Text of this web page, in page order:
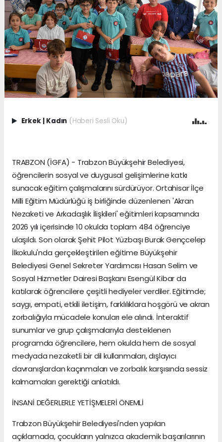
Erkek | Kadın (Haberi Sesli Oku)
TRABZON (İGFA) - Trabzon Büyükşehir Belediyesi,
öğrencilerin sosyal ve duygusal gelişimlerine katkı
sunacak eğitim çalışmalarını sürdürüyor. Ortahisar İlçe
Milli Eğitim Müdürlüğü iş birliğinde düzenlenen 'Akran
Nezaketi ve Arkadaşlık İlişkileri' eğitimleri kapsamında
2026 yılı içerisinde 10 okulda toplam 484 öğrenciye
ulaşıldı. Son olarak Şehit Pilot Yüzbaşı Burak Gençcelep
İlkokulu'nda gerçekleştirilen eğitime Büyükşehir
Belediyesi Genel Sekreter Yardımcısı Hasan Selim ve
Sosyal Hizmetler Dairesi Başkanı Esengül Kibar da
katılarak öğrencilere çeşitli hediyeler verdiler. Eğitimde;
saygı, empati, etkili iletişim, farklılıklara hoşgörü ve akran
zorbalığıyla mücadele konuları ele alındı. İnteraktif
sunumlar ve grup çalışmalarıyla desteklenen
programda öğrencilere, hem okulda hem de sosyal
medyada nezaketli bir dil kullanmaları, dışlayıcı
davranışlardan kaçınmaları ve zorbalık karşısında sessiz
kalmamaları gerektiği anlatıldı.
İNSANİ DEĞERLERLE YETİŞMELERİ ÖNEMLİ
Trabzon Büyükşehir Belediyesi'nden yapılan
açıklamada, çocukların yalnızca akademik başarılarının